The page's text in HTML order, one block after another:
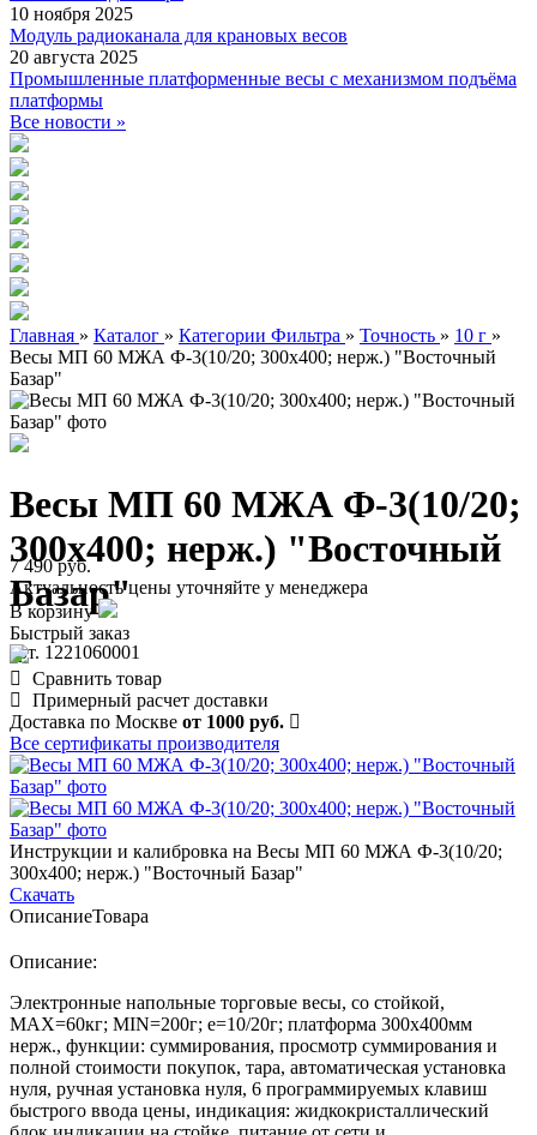
10 ноября 2025
Модуль радиоканала для крановых весов
20 августа 2025
Промышленные платформенные весы с механизмом подъёма
платформы
Все новости »
Главная » Каталог » Категории Фильтра » Точность » 10 г »
Весы МП 60 МЖА Ф-3(10/20; 300х400; нерж.) "Восточный
Базар"
Весы МП 60 МЖА Ф-3(10/20;
300х400; нерж.) "Восточный
Базар"
арт. 1221060001
7 490 руб.
Актуальность цены уточняйте у менеджера
В корзину
Быстрый заказ
Сравнить товар
Примерный расчет доставки
Доставка по Москве от 1000 руб.
Все сертификаты производителя
Инструкции и калибровка на Весы МП 60 МЖА Ф-3(10/20;
300х400; нерж.) "Восточный Базар"
Скачать
ОписаниеТовара
Описание:
Электронные напольные торговые весы, со стойкой,
MAX=60кг; MIN=200г; e=10/20г; платформа 300х400мм
нерж., функции: суммирования, просмотр суммирования и
полной стоимости покупок, тара, автоматическая установка
нуля, ручная установка нуля, 6 программируемых клавиш
быстрого ввода цены, индикация: жидкокристаллический